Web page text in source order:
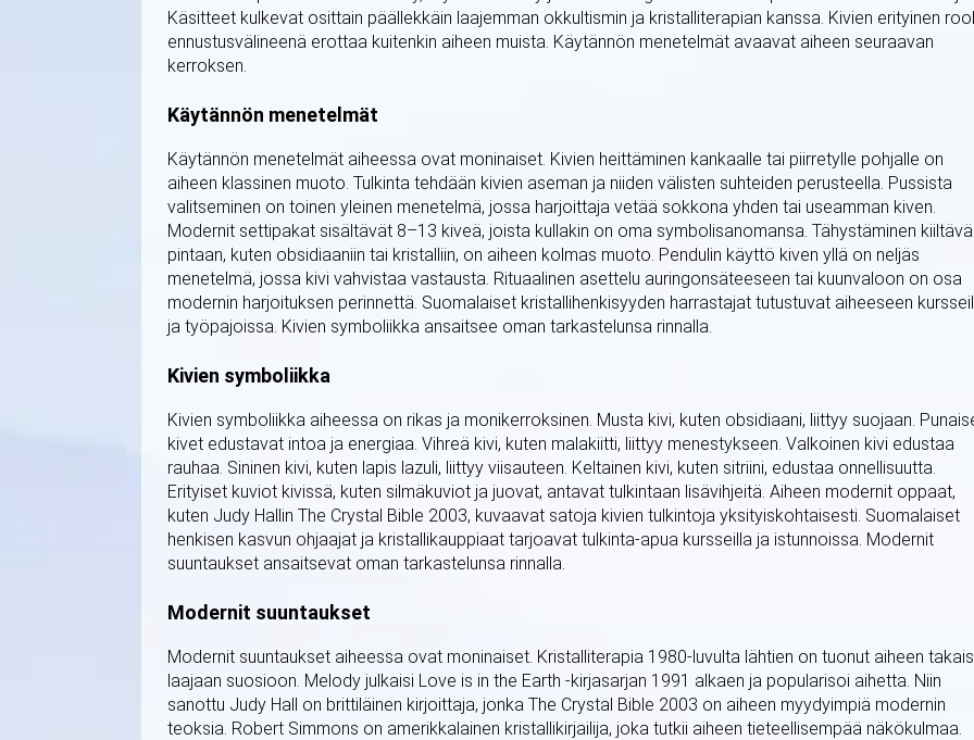
Käsitteet kulkevat osittain päällekkäin laajemman okkultismin ja kristalliterapian kanssa. Kivien erityinen
ennustusvälineenä erottaa kuitenkin aiheen muista. Käytännön menetelmät avaavat aiheen seuraavan
kerroksen.
Käytännön menetelmät
Käytännön menetelmät aiheessa ovat moninaiset. Kivien heittäminen kankaalle tai piirretylle pohjalle on
aiheen klassinen muoto. Tulkinta tehdään kivien aseman ja niiden välisten suhteiden perusteella. Pussista
valitseminen on toinen yleinen menetelmä, jossa harjoittaja vetää sokkona yhden tai useamman kiven.
Modernit settipakat sisältävät 8–13 kiveä, joista kullakin on oma symbolisanomansa. Tähystäminen
pintaan, kuten obsidiaaniin tai kristalliin, on aiheen kolmas muoto. Pendulin käyttö kiven yllä on neljäs
menetelmä, jossa kivi vahvistaa vastausta. Rituaalinen asettelu auringonsäteeseen tai kuunvaloon on osa
modernin harjoituksen perinnettä. Suomalaiset kristallihenkisyyden harrastajat tutustuvat aiheeseen
ja työpajoissa. Kivien symboliikka ansaitsee oman tarkastelunsa rinnalla.
Kivien symboliikka
Kivien symboliikka aiheessa on rikas ja monikerroksinen. Musta kivi, kuten obsidiaani, liittyy suojaan.
kivet edustavat intoa ja energiaa. Vihreä kivi, kuten malakiitti, liittyy menestykseen. Valkoinen kivi edustaa
rauhaa. Sininen kivi, kuten lapis lazuli, liittyy viisauteen. Keltainen kivi, kuten sitriini, edustaa onnellisuutta.
Erityiset kuviot kivissä, kuten silmäkuviot ja juovat, antavat tulkintaan lisävihjeitä. Aiheen modernit oppaat,
kuten Judy Hallin The Crystal Bible 2003, kuvaavat satoja kivien tulkintoja yksityiskohtaisesti. Suomalaiset
henkisen kasvun ohjaajat ja kristallikauppiaat tarjoavat tulkinta-apua kursseilla ja istunnoissa. Modernit
suuntaukset ansaitsevat oman tarkastelunsa rinnalla.
Modernit suuntaukset
Modernit suuntaukset aiheessa ovat moninaiset. Kristalliterapia 1980-luvulta lähtien on tuonut aiheen
laajaan suosioon. Melody julkaisi Love is in the Earth -kirjasarjan 1991 alkaen ja popularisoi aihetta. Niin
sanottu Judy Hall on brittiläinen kirjoittaja, jonka The Crystal Bible 2003 on aiheen myydyimpiä modernin
teoksia. Robert Simmons on amerikkalainen kristallikirjailija, joka tutkii aiheen tieteellisempää näkökulmaa.